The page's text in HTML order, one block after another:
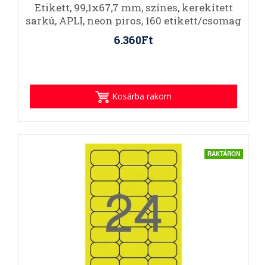
Etikett, 99,1x67,7 mm, színes, kerekített
sarkú, APLI, neon piros, 160 etikett/csomag
6.360Ft
Kosárba rakom
RAKTÁRON